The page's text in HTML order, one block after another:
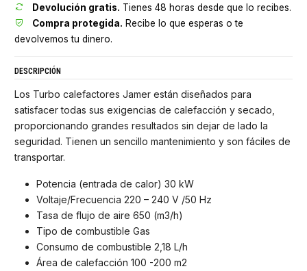
Devolución gratis. Tienes 48 horas desde que lo recibes.
Compra protegida. Recibe lo que esperas o te
devolvemos tu dinero.
DESCRIPCIÓN
Los Turbo calefactores Jamer están diseñados para
satisfacer todas sus exigencias de calefacción y secado,
proporcionando grandes resultados sin dejar de lado la
seguridad. Tienen un sencillo mantenimiento y son fáciles de
transportar.
Potencia (entrada de calor) 30 kW
Voltaje/Frecuencia 220 – 240 V /50 Hz
Tasa de flujo de aire 650 (m3/h)
Tipo de combustible Gas
Consumo de combustible 2,18 L/h
Área de calefacción 100 -200 m2